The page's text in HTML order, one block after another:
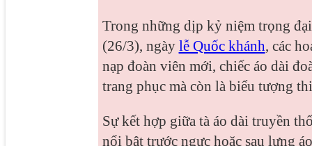
Trong những dịp kỷ niệm trọng
(26/3), ngày lễ Quốc khánh, các
nạp đoàn viên mới, chiếc áo dài
trang phục mà còn là biểu tượng
Sự kết hợp giữa tà áo dài truyền
nổi bật trước ngực hoặc sau lưng